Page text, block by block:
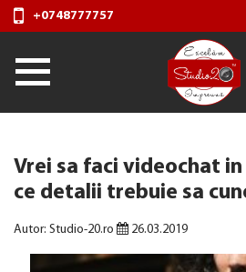
+0748777757
Vrei sa faci videochat
ce detalii trebuie sa
Autor: Studio-20.ro 26.03.2019